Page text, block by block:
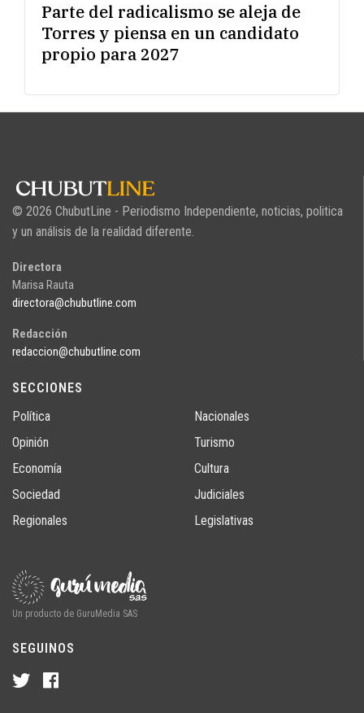
Parte del radicalismo se aleja de
Torres y piensa en un candidato
propio para 2027
© 2026 ChubutLine - Periodismo Independiente, noticias, politica
y un análisis de la realidad diferente.
Directora
Marisa Rauta
directora@chubutline.com
Redacción
redaccion@chubutline.com
SECCIONES
Política
Opinión
Economía
Sociedad
Regionales
Nacionales
Turismo
Cultura
Judiciales
Legislativas
Un producto de GuruMedia SAS
SEGUINOS